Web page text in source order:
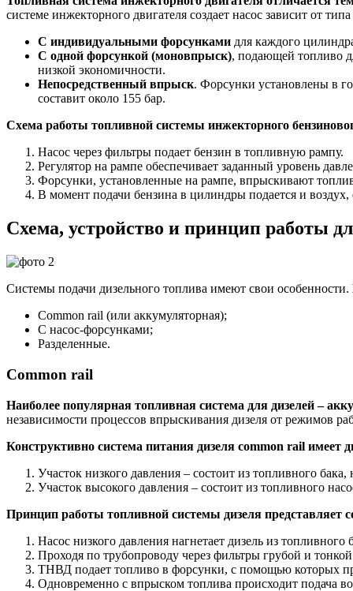
системе инжекторного двигателя создает насос зависит от
С индивидуальными форсунками для каждого
С одной форсункой (моновпрыск), подающей топливо
низкой экономичности.
Непосредственный впрыск. Форсунки установлены в
составит около 155 бар.
Схема работы топливной системы инжекторного
Насос через фильтры подает бензин в топливную рампу.
Регулятор на рампе обеспечивает заданный уровень
Форсунки, установленные на рампе, впрыскивают
В момент подачи бензина в цилиндры подается и воздух,
Схема, устройство и принцип работы
Системы подачи дизельного топлива имеют свои особенности.
Сommon rail (или аккумуляторная);
С насос-форсунками;
Разделенные.
Common rail
Наиболее популярная топливная система для дизелей –
независимости процессов впрыскивания дизеля от режимов
Конструктивно система питания дизеля common rail имеет
Участок низкого давления – состоит из топливного
Участок высокого давления – состоит из топливного
Принцип работы топливной системы дизеля представляет
Насос низкого давления нагнетает дизель из топливного
Проходя по трубопроводу через фильтры грубой и
ТНВД подает топливо в форсунки, с помощью которых
Одновременно с впрыском топлива происходит подача